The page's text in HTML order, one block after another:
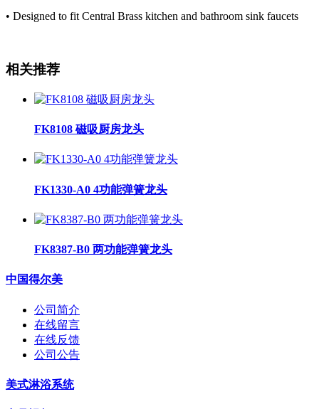
• Designed to fit Central Brass kitchen and bathroom sink faucets
相关推荐
FK8108 磁吸厨房龙头
FK1330-A0 4功能弹簧龙头
FK8387-B0 两功能弹簧龙头
中国得尔美
公司简介
在线留言
在线反馈
公司公告
美式淋浴系统